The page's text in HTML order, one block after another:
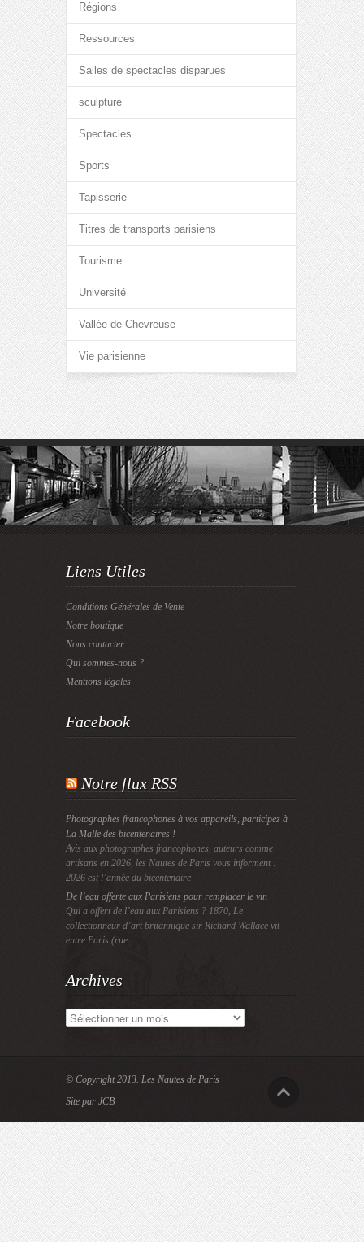
Régions
Ressources
Salles de spectacles disparues
sculpture
Spectacles
Sports
Tapisserie
Titres de transports parisiens
Tourisme
Université
Vallée de Chevreuse
Vie parisienne
Liens Utiles
Conditions Générales de Vente
Notre boutique
Nous contacter
Qui sommes-nous ?
Mentions légales
Facebook
Notre flux RSS
Photographes francophones à vos appareils, participez à
La Malle des bicentenaires !
Avis aux photographes francophones, auteurs comme
artisans en 2026, les Nautes de Paris vous informent :
2026 est l’année du bicentenaire
De l’eau offerte aux Parisiens pour remplacer le vin
Qui a offert de l’eau aux Parisiens ? 1870, Le
collectionneur d’art britannique sir Richard Wallace vit
entre Paris (rue
Archives
Archives
© Copyright 2013. Les Nautes de Paris
Site par JCB